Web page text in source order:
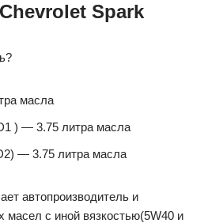
Spark
масла
) — 3.75 литра масла
— 3.75 литра масла
автопроизводитель и
масел с иной вязкостью(5W40 и